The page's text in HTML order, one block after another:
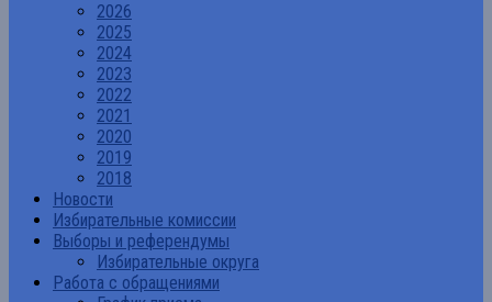
2026
2025
2024
2023
2022
2021
2020
2019
2018
Новости
Избирательные комиссии
Выборы и референдумы
Избирательные округа
Работа с обращениями